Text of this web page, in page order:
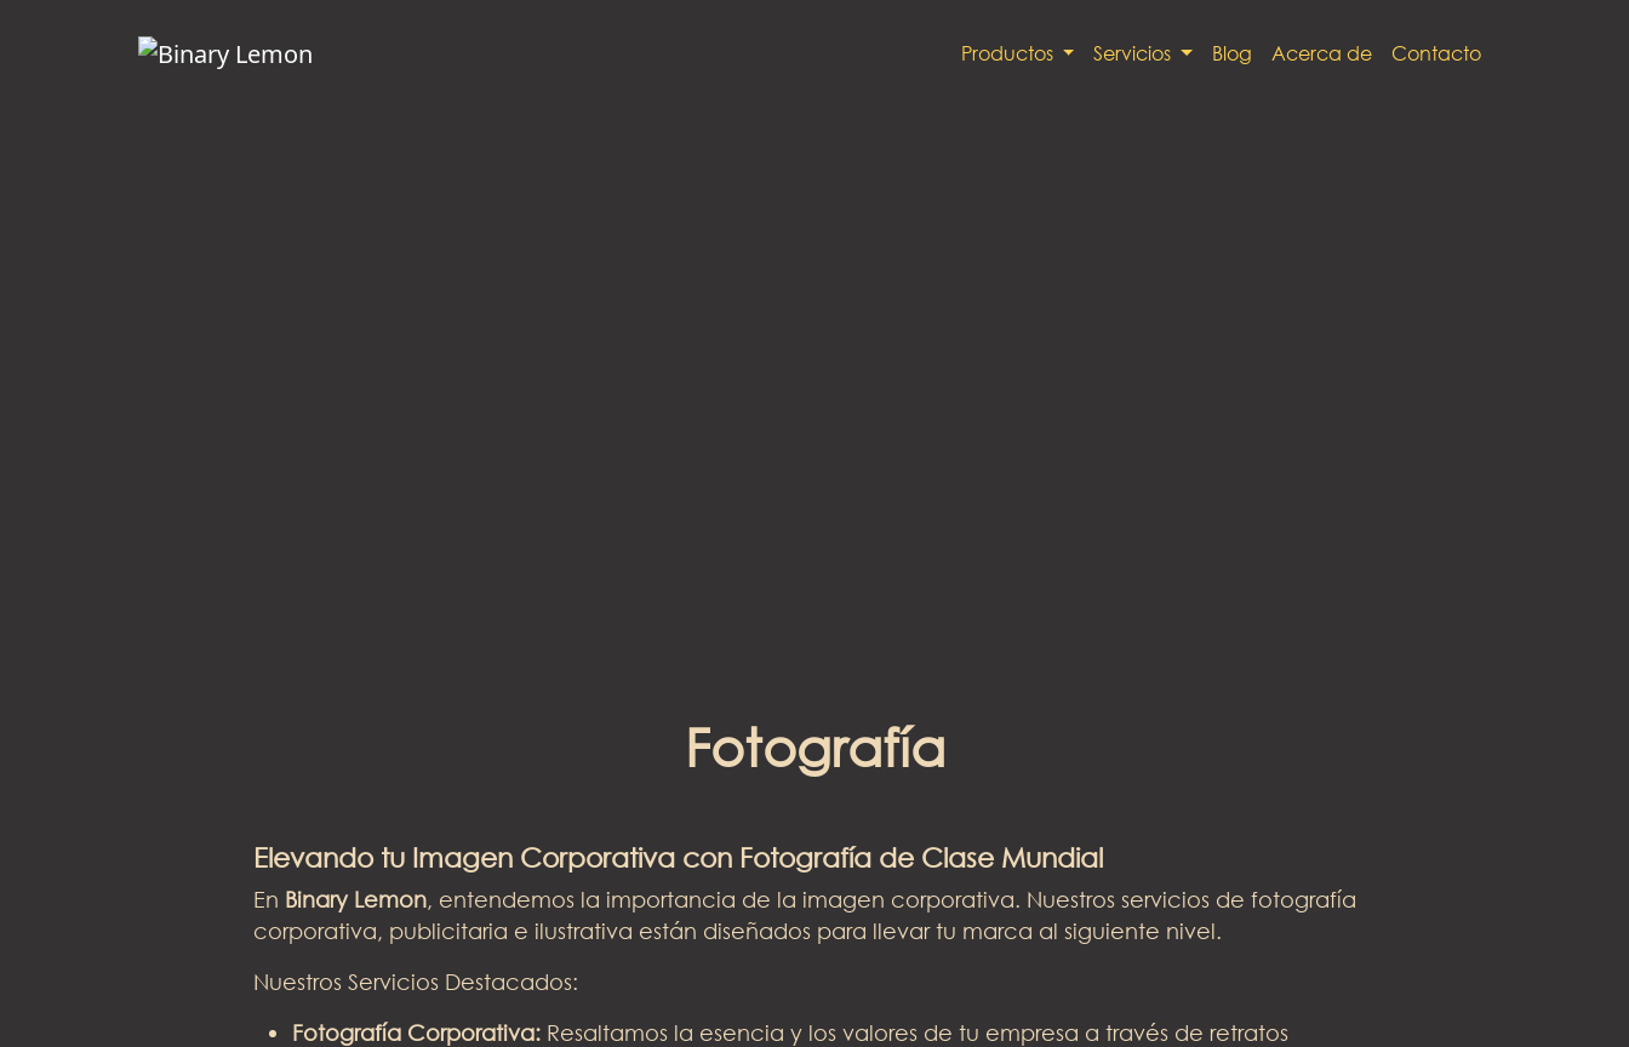
Productos Servicios Blog Acerca de Contacto
Fotografía
Elevando tu Imagen Corporativa con Fotografía de Clase Mundial
En Binary Lemon, entendemos la importancia de la imagen corporativa. Nuestros servicios de fotografía
corporativa, publicitaria e ilustrativa están diseñados para llevar tu marca al siguiente nivel.
Nuestros Servicios Destacados:
Fotografía Corporativa: Resaltamos la esencia y los valores de tu empresa a través de retratos